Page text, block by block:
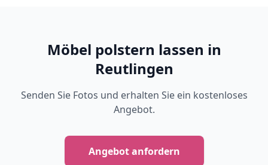
Möbel polstern lassen in
Reutlingen
Senden Sie Fotos und erhalten Sie ein kostenloses
Angebot.
Angebot anfordern